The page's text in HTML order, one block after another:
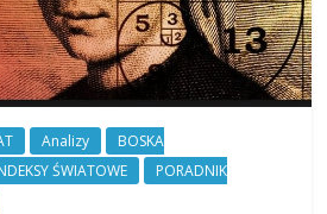
Analizy
BOSKA
ŚWIATOWE
PORADNIK